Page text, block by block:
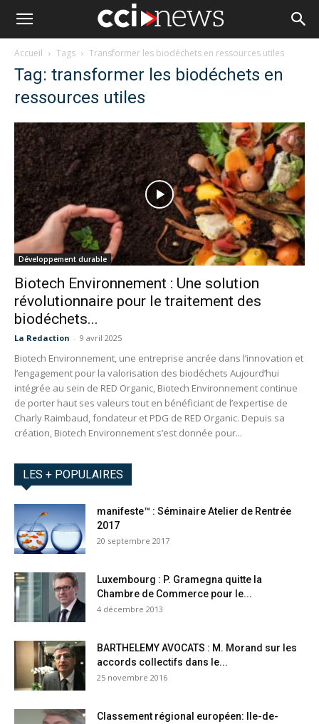
Accueil Tags Transformer les biodéchets en ressources utiles
Tag: transformer les biodéchets en
ressources utiles
Développement durable
Biotech Environnement : Une solution
révolutionnaire pour le traitement des
biodéchets...
La Redaction - 9 avril 2025
Biotech Environnement, une entreprise ancrée dans l’innovation et
l’engagement pour la valorisation des biodéchets Aujourd’hui
intégrée au sein de RED Organic, Biotech Environnement continue
de porter haut ses valeurs tout en bénéficiant de l’expertise de
Charly Raimbaud, fondateur et PDG de RED Organic. Depuis sa
création, Biotech Environnement s’est donnée pour...
LES + POPULAIRES
manifeste™ : Séminaire Atelier de Rentrée
2017
20 septembre 2017
Luxembourg : P. Gramegna quitte la
Chambre de Commerce pour le...
4 décembre 2013
BARTHELEMY AVOCATS : M. Morand sur les
accords collectifs dans le...
25 novembre 2016
Classement régional européen: Ile-de-